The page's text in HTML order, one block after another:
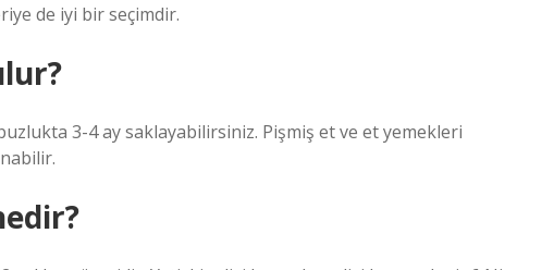
de iyi bir seçimdir.
3-4 ay saklayabilirsiniz. Pişmiş et ve et yemekleri